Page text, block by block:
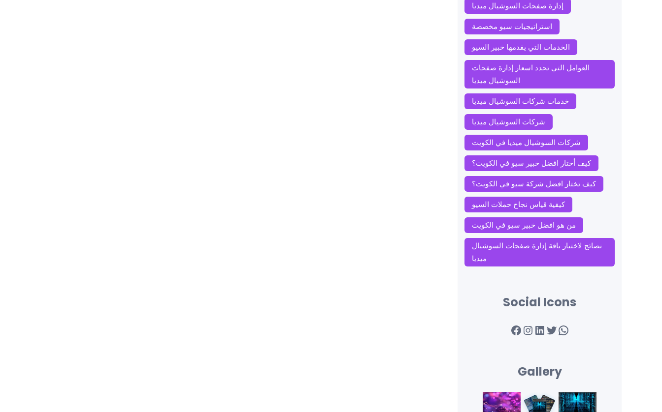
إدارة صفحات السوشيال ميديا
استراتيجيات سيو مخصصة
الخدمات التي يقدمها خبير السيو
العوامل التي تحدد اسعار إدارة صفحات
السوشيال ميديا
خدمات شركات السوشيال ميديا
شركات السوشيال ميديا
شركات السوشيال ميديا في الكويت
كيف أختار افضل خبير سيو في الكويت؟
كيف تختار افضل شركة سيو في الكويت؟
كيفية قياس نجاح حملات السيو
من هو افضل خبير سيو في الكويت
نصائح لاختيار باقة إدارة صفحات السوشيال
ميديا
Social Icons
Facebook InstagramLinkedIn Twitter WhatsApp
Gallery